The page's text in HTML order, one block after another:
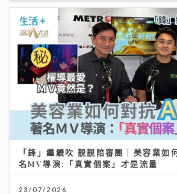
「鋒」繼續吹 靚靚陪審團 | 美容業如
名MV導演:「真實個案」才是流量
23/07/2026